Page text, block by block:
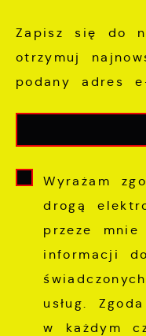
Zapisz się do
otrzymuj
podany adres
Wyrażam
drogą
przeze
informacji
usług.
w każdym